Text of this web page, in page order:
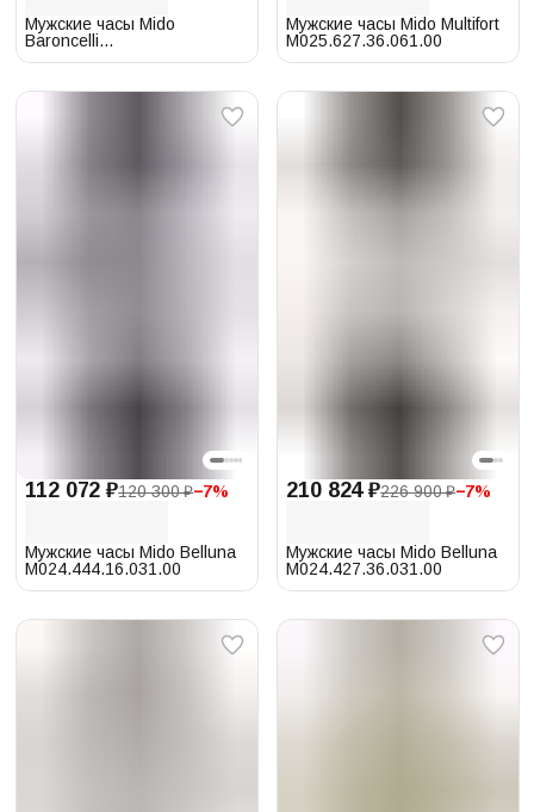
Мужские часы Mido
Baroncelli
Мужские часы Mido Multifort
M025.627.36.061.00
112 072 ₽120 300 ₽−7%
Мужские часы Mido Belluna
M024.444.16.031.00
210 824 ₽226 900 ₽−7%
Мужские часы Mido Belluna
M024.427.36.031.00